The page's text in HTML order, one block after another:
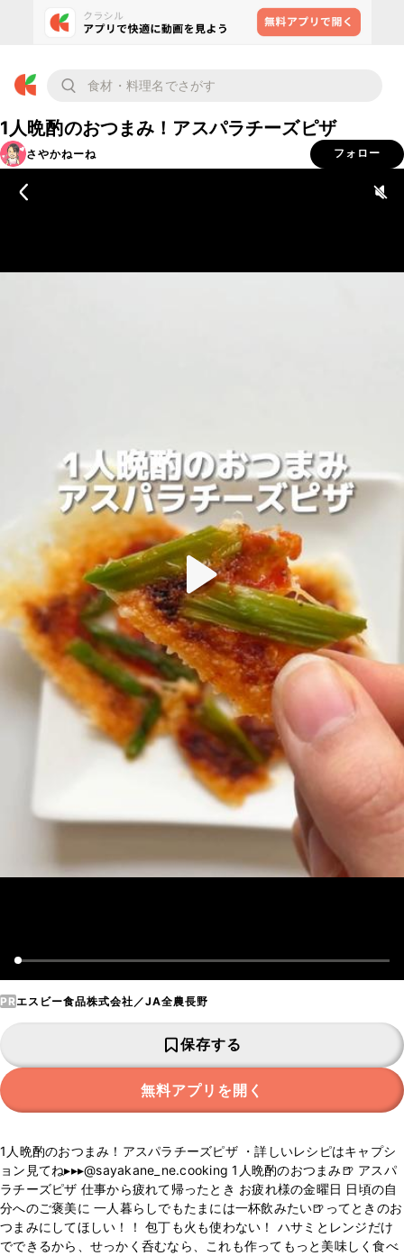
1人晩酌のおつまみ！アスパラチーズピザ
さやかねーね フォロー
PRエスビー食品株式会社／JA全農長野
保存する
無料アプリを開く
1人晩酌のおつまみ！アスパラチーズピザ ・詳しいレシピはキャプシ
ョン見てね▸▸▸@sayakane_ne.cooking 1人晩酌のおつまみ🍺 アスパ
ラチーズピザ 仕事から疲れて帰ったとき お疲れ様の金曜日 日頃の自
分へのご褒美に 一人暮らしでもたまには一杯飲みたい🍺ってときのお
つまみにしてほしい！！ 包丁も火も使わない！ ハサミとレンジだけ
でできるから、せっかく呑むなら、これも作ってもっと美味しく食べ